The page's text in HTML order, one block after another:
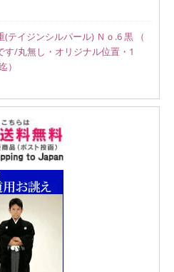
テイジンシルパール) Ｎｏ.6 黒 （
す/丸無し・オリジナル位置・1
）